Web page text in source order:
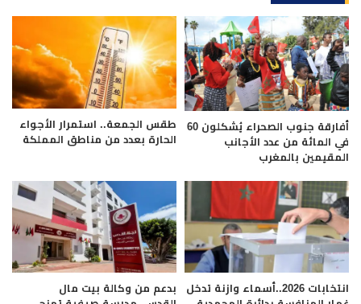
أفارقة جنوب الصحراء يُشكلون 60
في المائة من عدد الأجانب
المقيمين بالمغرب
طقس الجمعة.. استمرار الأجواء
الحارة بعدد من مناطق المملكة
انتخابات 2026..أسماء وازنة تدخل
بدعم من وكالة بيت مال